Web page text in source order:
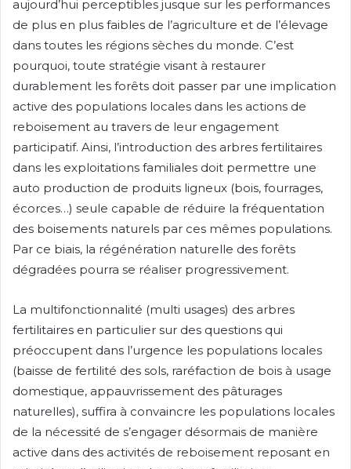
aujourd’hui perceptibles jusque sur les performances
de plus en plus faibles de l’agriculture et de l’élevage
dans toutes les régions sèches du monde. C’est
pourquoi, toute stratégie visant à restaurer
durablement les forêts doit passer par une implication
active des populations locales dans les actions de
reboisement au travers de leur engagement
participatif. Ainsi, l’introduction des arbres fertilitaires
dans les exploitations familiales doit permettre une
auto production de produits ligneux (bois, fourrages,
écorces…) seule capable de réduire la fréquentation
des boisements naturels par ces mêmes populations.
Par ce biais, la régénération naturelle des forêts
dégradées pourra se réaliser progressivement.
La multifonctionnalité (multi usages) des arbres
fertilitaires en particulier sur des questions qui
préoccupent dans l’urgence les populations locales
(baisse de fertilité des sols, raréfaction de bois à usage
domestique, appauvrissement des pâturages
naturelles), suffira à convaincre les populations locales
de la nécessité de s’engager désormais de manière
active dans des activités de reboisement reposant en